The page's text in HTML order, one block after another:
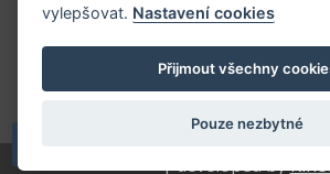
Příhlášení | Registrace
Kontaktní informace
Mapa stránek
| developed by
vylepšovat. Nastavení cookies
Přijmout všechny
Pouze nezbytné